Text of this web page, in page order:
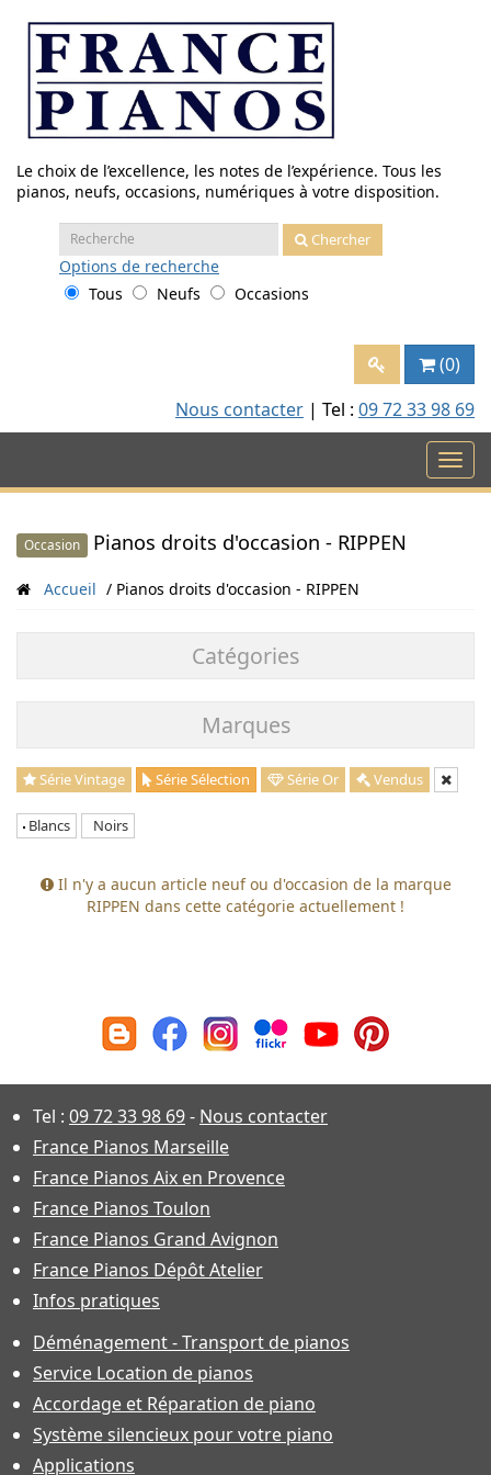
contenu
Le choix de l’excellence, les notes de l’expérience. Tous les
pianos, neufs, occasions, numériques à votre disposition.
Recherche
:
Chercher
Options de recherche
Tous
Neufs Occasions
(0)
Nous contacter | Tel : 09 72 33 98 69
Occasion Pianos droits d'occasion - RIPPEN
Accueil Pianos droits d'occasion - RIPPEN
Catégories
Marques
Série Vintage Série Sélection Série Or Vendus
Blancs Noirs
Il n'y a aucun article neuf ou d'occasion de la marque
RIPPEN dans cette catégorie actuellement !
Tel : 09 72 33 98 69- Nous contacter
France Pianos Marseille
France Pianos Aix en Provence
France Pianos Toulon
France Pianos Grand Avignon
France Pianos Dépôt Atelier
Infos pratiques
Déménagement - Transport de pianos
Service Location de pianos
Accordage et Réparation de piano
Système silencieux pour votre piano
Applications